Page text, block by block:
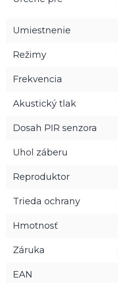
Umiestnenie
Režimy
Frekvencia
Akustický tlak
Dosah PIR senzora
Uhol záberu
Reproduktor
Trieda ochrany
Hmotnosť
Záruka
EAN